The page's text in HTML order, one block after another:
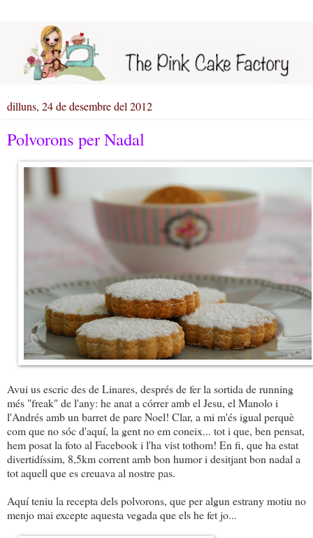
dilluns, 24 de desembre del 2012
Polvorons per Nadal
Avui us escric des de Linares, després de fer la sortida de running
més "freak" de l'any: he anat a córrer amb el Jesu, el Manolo i
l'Andrés amb un barret de pare Noel! Clar, a mi m'és igual perquè
com que no sóc d'aquí, la gent no em coneix... tot i que, ben pensat,
hem posat la foto al Facebook i l'ha vist tothom! En fi, que ha estat
divertidíssim, 8,5km corrent amb bon humor i desitjant bon nadal a
tot aquell que es creuava al nostre pas.
Aquí teniu la recepta dels polvorons, que per algun estrany motiu no
menjo mai excepte aquesta vegada que els he fet jo...